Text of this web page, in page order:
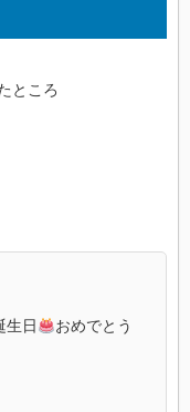
ところ
生日 おめでとう